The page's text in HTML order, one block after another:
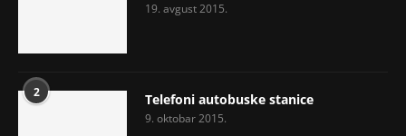
19. avgust 2015.
2 Telefoni autobuske stanice
9. oktobar 2015.